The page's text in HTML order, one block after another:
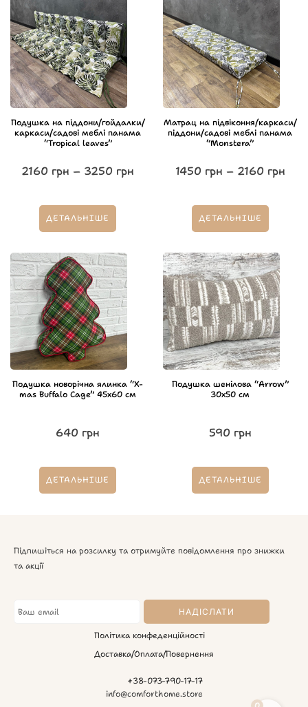
Подушка на піддони/гойдалки/
каркаси/садові меблі панама
“Tropical leaves”
2160 грн – 3250 грн
ДЕТАЛЬНІШЕ
Матрац на підвіконня/каркаси/
піддони/садові меблі панама
“Monstera”
1450 грн – 2160 грн
ДЕТАЛЬНІШЕ
Подушка новорічна ялинка “X-
mas Buffalo Cage” 45х60 см
640 грн
ДЕТАЛЬНІШЕ
Подушка шенілова “Arrow”
30х50 см
590 грн
ДЕТАЛЬНІШЕ
Підпишіться на розсилку та отримуйте повідомлення про знижки
та акції
Політика конфеденційності
Доставка/Оплата/Повернення
+38-073-790-17-17
info@comforthome.store